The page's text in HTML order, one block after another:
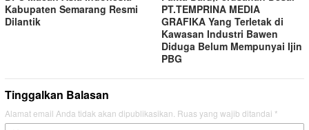
Kabupaten Semarang Resmi
Dilantik
PT.TEMPRINA MEDIA
GRAFIKA Yang Terletak di
Kawasan Industri Bawen
Diduga Belum Mempunyai Ijin
PBG
Tinggalkan Balasan
Alamat email Anda tidak akan dipublikasikan. Ruas yang wajib ditandai *